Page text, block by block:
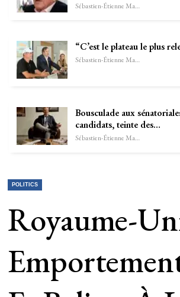
Sébastien-Étienne Marechal
“C’est le plateau le plus
Sébastien-Étienne Marechal
Bousculade aux
candidats, teinte des…
Sébastien-Étienne Marechal
POLITICS
Royaume-